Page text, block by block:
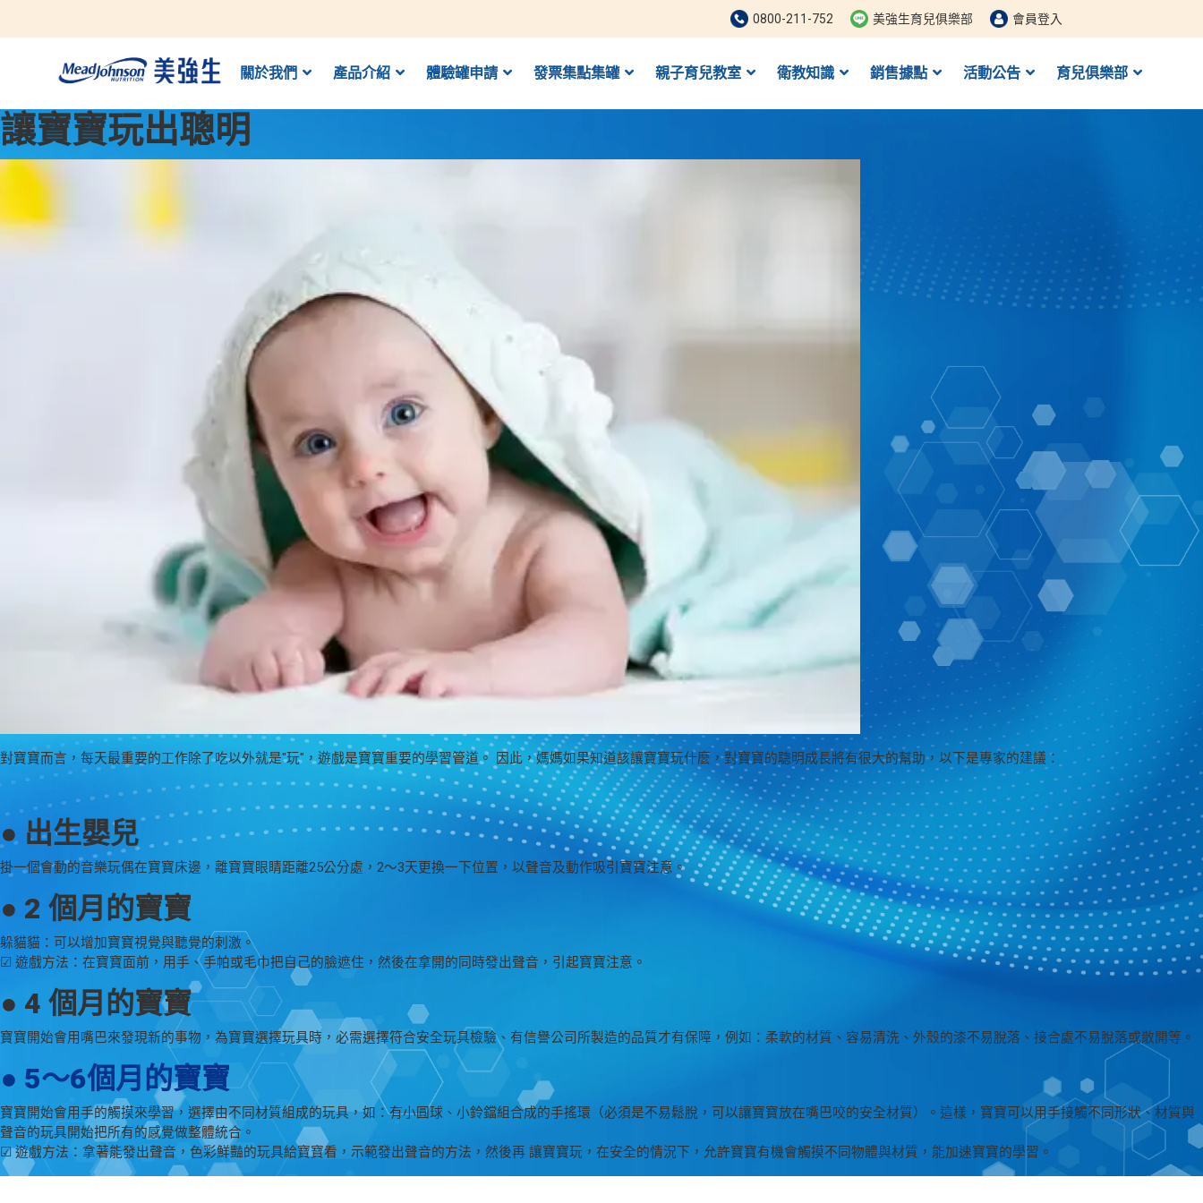
0800-211-752 美強生育兒俱樂部 會員登入
關於我們 產品介紹 體驗罐申請 發票集點集罐 親子育兒教室 衛教知識 銷售據點 活動公告 育兒俱樂部
讓寶寶玩出聰明
對寶寶而言，每天最重要的工作除了吃以外就是"玩"，遊戲是寶寶重要的學習管道。 因此，媽媽如果知道該讓寶寶玩什麼，對寶寶的聰明成長將有很大的幫助，以下是專家的建議：
● 出生嬰兒
掛一個會動的音樂玩偶在寶寶床邊，離寶寶眼睛距離25公分處，2～3天更換一下位置，以聲音及動作吸引寶寶注意。
● 2 個月的寶寶
躲貓貓：可以增加寶寶視覺與聽覺的刺激。
☑ 遊戲方法：在寶寶面前，用手、手帕或毛巾把自己的臉遮住，然後在拿開的同時發出聲音，引起寶寶注意。
● 4 個月的寶寶
寶寶開始會用嘴巴來發現新的事物，為寶寶選擇玩具時，必需選擇符合安全玩具檢驗、有信譽公司所製造的品質才有保障，例如：柔軟的材質、容易清洗、外殼的漆不易脫落、接合處不易脫落或散開等。
● 5～6個月的寶寶
寶寶開始會用手的觸摸來學習，選擇由不同材質組成的玩具，如：有小圓球、小鈴鐺組合成的手搖環（必須是不易鬆脫，可以讓寶寶放在嘴巴咬的安全材質）。這樣，寶寶可以用手接觸不同形狀、材質與
聲音的玩具開始把所有的感覺做整體統合。
☑ 遊戲方法：拿著能發出聲音，色彩鮮豔的玩具給寶寶看，示範發出聲音的方法，然後再 讓寶寶玩，在安全的情況下，允許寶寶有機會觸摸不同物體與材質，能加速寶寶的學習。